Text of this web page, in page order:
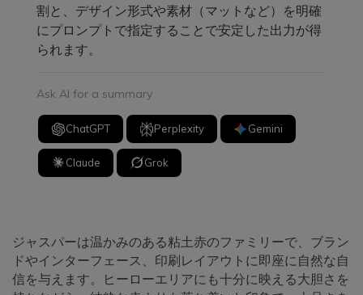
割と、デザイン形式や素材（マットなど）を明確
にプロンプトで指定することで安定した出力が得
られます。
Ask AI for a summary
ChatGPT Perplexity Gemini
Claude Grok
ジャスパーは温かみのある粘土赤のファミリーで、ブラン
ドやインターフェース、印刷レイアウトに即座に自然な自
信を与えます。ヒーローエリアにも十分に映える大胆さを